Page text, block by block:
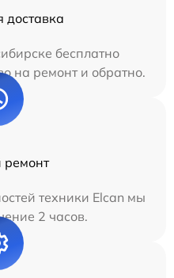
доставка
бесплатно
на ремонт и обратно.
техники Elcan мы
2 часов.